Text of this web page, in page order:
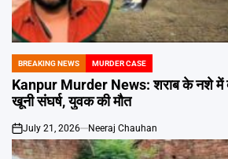
POSTED
IN
BREAKING NEWS MURDER CASE
Kanpur Murder News: शराब के नशे में
खूनी संघर्ष, युवक की मौत
on
July 21, 2026 Neeraj Chauhan